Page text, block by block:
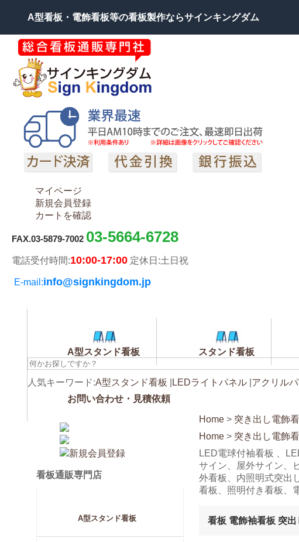
A型看板・電飾看板等の看板製作ならサインキングダム
マイページ
新規会員登録
カートを確認
FAX.03-5879-7002 03-5664-6728
電話受付時間:10:00-17:00 定休日:土日祝
E-mail:info@signkingdom.jp
A型スタンド看板 スタンド看板
お問い合わせ・見積依頼
人気キーワード:A型スタンド看板 LEDライトパネル アクリル
看板通販専門店
A型スタンド看板
Home > 突き出し電飾
Home > 突き出し電飾
LED電球付袖看板 、
サイン、屋外サイン、
外看板、内照明式突出
看板、照明付き看板、
看板 電飾袖看板 突